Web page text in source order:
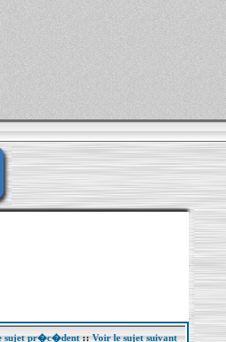
sujet pr�c�dent::Voir le sujet suivant